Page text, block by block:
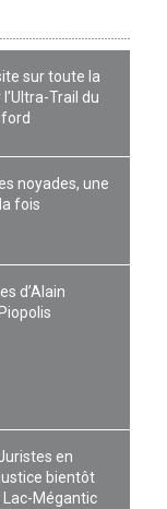
sur toute la
Trail du
noyades, une
fois
d’Alain
en
bientôt
Lac-Mégantic